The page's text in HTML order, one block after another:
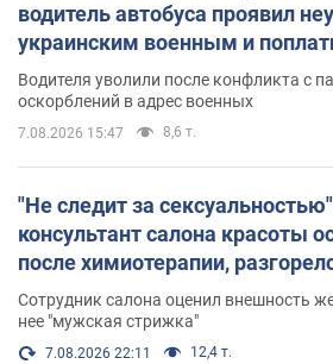
водитель автобуса проявил
украинским военным и
Водителя уволили после конфликта с
оскорблений в адрес военных
7.08.2026 15:47 8,6 т.
"Не следит за
консультант салона красоты
после химиотерапии,
Сотрудник салона оценил внешность
нее "мужская стрижка"
7.08.2026 22:11 12,4 т.